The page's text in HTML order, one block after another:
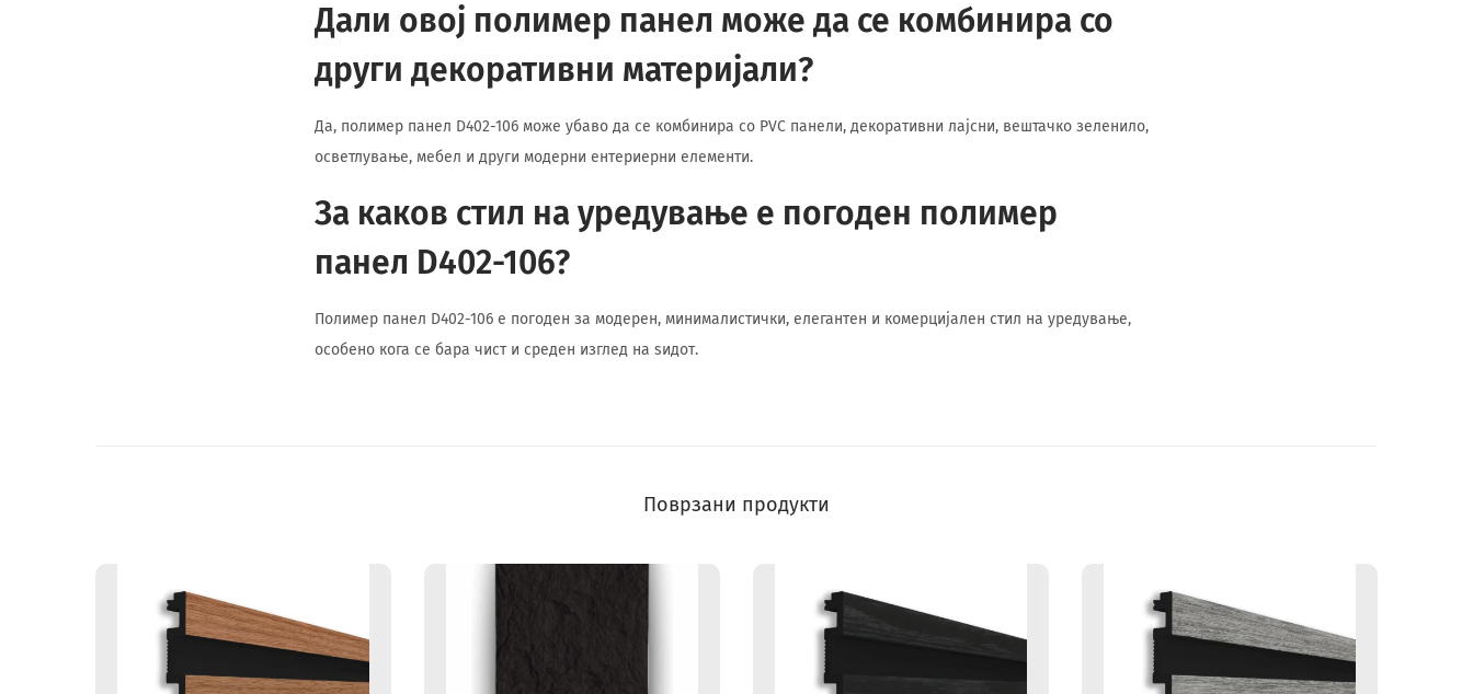
Дали овој полимер панел може да се комбинира со
други декоративни материјали?
Да, полимер панел D402-106 може убаво да се комбинира со PVC панели, декоративни лајсни, вештачко зеленило,
осветлување, мебел и други модерни ентериерни елементи.
За каков стил на уредување е погоден полимер
панел D402-106?
Полимер панел D402-106 е погоден за модерен, минималистички, елегантен и комерцијален стил на уредување,
особено кога се бара чист и среден изглед на ѕидот.
Поврзани продукти